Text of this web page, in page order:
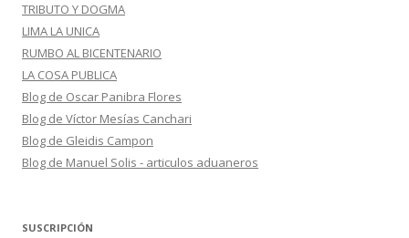
TRIBUTO Y DOGMA
LIMA LA UNICA
RUMBO AL BICENTENARIO
LA COSA PUBLICA
Blog de Oscar Panibra Flores
Blog de Víctor Mesías Canchari
Blog de Gleidis Campon
Blog de Manuel Solis - articulos aduaneros
SUSCRIPCIÓN